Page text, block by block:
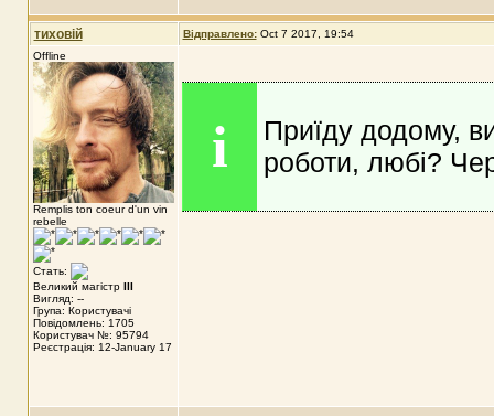
тиховій Відправлено: Oct 7 2017, 19:54
Offline
Remplis ton coeur d'un vin
rebelle
Стать:
Великий магістр III
Вигляд: --
Група: Користувачі
Повідомлень: 1705
Користувач №: 95794
Реєстрація: 12-January 17
i
Приїду додому,
роботи, любі?